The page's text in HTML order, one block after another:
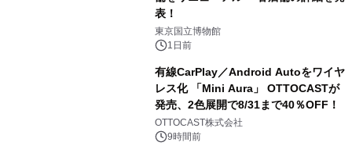
表！
東京国立博物館
1日前
有線CarPlay／Android Autoをワイヤ
レス化 「Mini Aura」 OTTOCASTが
発売、2色展開で8/31まで40％OFF！
OTTOCAST株式会社
9時間前